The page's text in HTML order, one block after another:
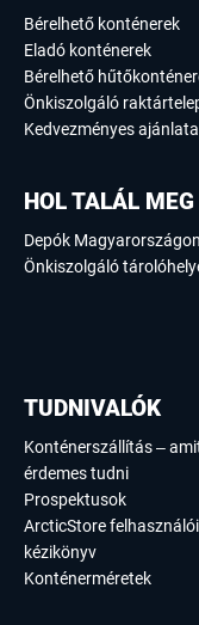
Bérelhető konténerek
Eladó konténerek
Bérelhető
Önkiszolgáló
Kedvezményes
HOL TALÁL
Depók Magyarországon
Önkiszolgáló
TUDNIVALÓK
Konténerszállítás –
érdemes tudni
Prospektusok
ArcticStore felhasználói
kézikönyv
Konténerméretek